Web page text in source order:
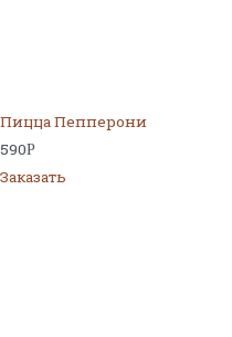
Пицца Пепперони
590Р
Заказать